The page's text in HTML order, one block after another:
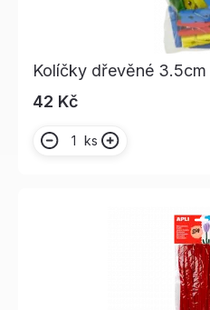
Kolíčky dřevěné
42 Kč
ks